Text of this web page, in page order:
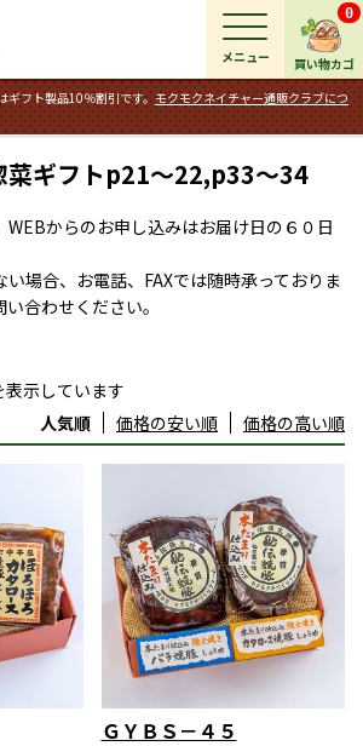
買い物カゴ
0
フト製品10％割引です。 モクモクネイチャー通販クラブにつ
メニュー
菜ギフトp21～22,p33～34
からのお申し込みはお届け日の６０日
場合、お電話、FAXでは随時承っておりま
合わせください。
表示しています
人気順
価格の安い順 価格の高い順
ＧＹＢＳ－４５